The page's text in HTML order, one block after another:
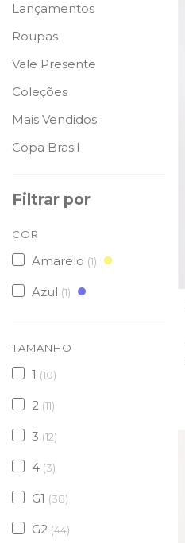
Lançamentos
Roupas
Vale Presente
Coleções
Mais Vendidos
Copa Brasil
Filtrar por
COR
Amarelo (1)
Azul (1)
TAMANHO
1 (10)
2 (11)
3 (12)
4 (3)
G1 (38)
G2 (44)